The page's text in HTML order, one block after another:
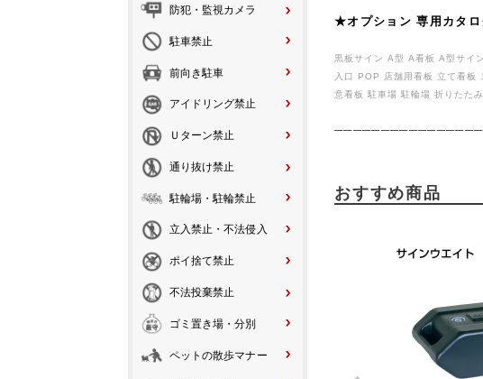
防犯・監視カメラ
駐車禁止
前向き駐車
アイドリング禁止
Ｕターン禁止
通り抜け禁止
駐輪場・駐輪禁止
立入禁止・不法侵入
ポイ捨て禁止
不法投棄禁止
ゴミ置き場・分別
ペットの散歩マナー
★オプション 専用カタロ
黒板サイン A型 A看板 A型サイ
入口 POP 店舗用看板 立て看板
意看板 駐車場 駐輪場 折りたたみ
おすすめ商品